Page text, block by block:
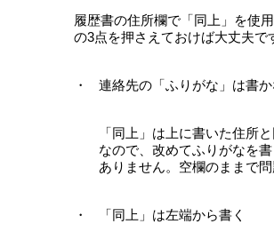
履歴書の住所欄で「同上」を使
の3点を押さえておけば大丈夫で
連絡先の「ふりがな」は書
「同上」は上に書いた住所
なので、改めてふりがなを
ありません。空欄のままで問
「同上」は左端から書く